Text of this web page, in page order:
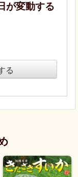
が変動する
る